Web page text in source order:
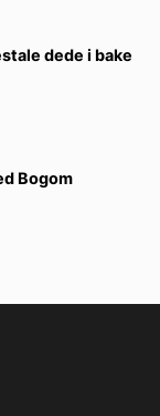
dede i bake
Bogom